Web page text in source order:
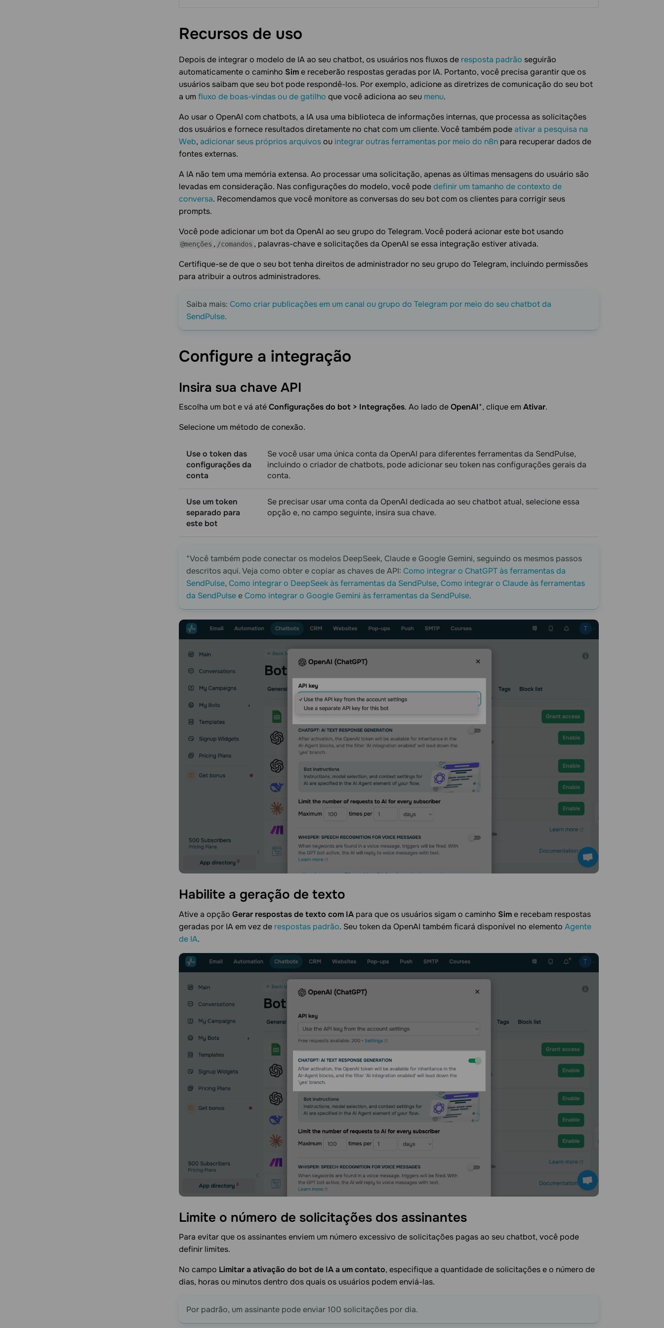
Recursos de uso
Depois de integrar o modelo de IA ao seu chatbot, os usuários nos fluxos de resposta padrão seguirão
automaticamente o caminho Sime receberão respostas geradas por IA. Portanto, você precisa garantir que os
usuários saibam que seu bot pode respondê-los. Por exemplo, adicione as diretrizes de comunicação do seu bot
a um fluxo de boas-vindas ou de gatilho que você adiciona ao seu menu.
Ao usar o OpenAI com chatbots, a IA usa uma biblioteca de informações internas, que processa as solicitações
dos usuários e fornece resultados diretamente no chat com um cliente. Você também podeativar a pesquisa na
Web, adicionar seus próprios arquivosou integrar outras ferramentas por meio do n8n para recuperar dados de
fontes externas.
A IA não tem uma memória extensa. Ao processar uma solicitação, apenas as últimas mensagens do usuário são
levadas em consideração. Nas configurações do modelo, você podedefinir um tamanho de contexto de
conversa. Recomendamos que você monitore as conversas do seu bot com os clientes para corrigir seus
prompts.
Você pode adicionar um bot da OpenAI ao seu grupo do Telegram. Você poderá acionar este bot usando
@menções , /comandos , palavras-chave e solicitações da OpenAI se essa integração estiver ativada.
Certifique-se de que o seu bot tenha direitos de administrador no seu grupo do Telegram, incluindo permissões
para atribuir a outros administradores.
Saiba mais: Como criar publicações em um canal ou grupo do Telegram por meio do seu chatbot da
SendPulse.
Configure a integração
Insira sua chave API
Escolha um bot e vá atéConfigurações do bot > Integrações. Ao lado deOpenAI*, clique em Ativar.
Selecione um método de conexão.
Use o token das
configurações da
conta
Se você usar uma única conta da OpenAI para diferentes ferramentas da SendPulse,
incluindo o criador de chatbots, pode adicionar seu token nas configurações gerais da
conta.
Use um token
separado para
este bot
Se precisar usar uma conta da OpenAI dedicada ao seu chatbot atual, selecione essa
opção e, no campo seguinte, insira sua chave.
*Você também pode conectar os modelos DeepSeek, Claude e Google Gemini, seguindo os mesmos passos
descritos aqui. Veja como obter e copiar as chaves de API: Como integrar o ChatGPT às ferramentas da
SendPulse, Como integrar o DeepSeek às ferramentas da SendPulse, Como integrar o Claude às ferramentas
da SendPulseeComo integrar o Google Gemini às ferramentas da SendPulse.
Habilite a geração de texto
Ative a opção Gerar respostas de texto com IA para que os usuários sigam o caminho Sime recebam respostas
geradas por IA em vez de respostas padrão. Seu token da OpenAI também ficará disponível no elemento Agente
de IA.
Limite o número de solicitações dos assinantes
Para evitar que os assinantes enviem um número excessivo de solicitações pagas ao seu chatbot, você pode
definir limites.
No campo Limitar a ativação do bot de IA a um contato, especifique a quantidade de solicitações e o número de
dias, horas ou minutos dentro dos quais os usuários podem enviá-las.
Por padrão, um assinante pode enviar 100 solicitações por dia.